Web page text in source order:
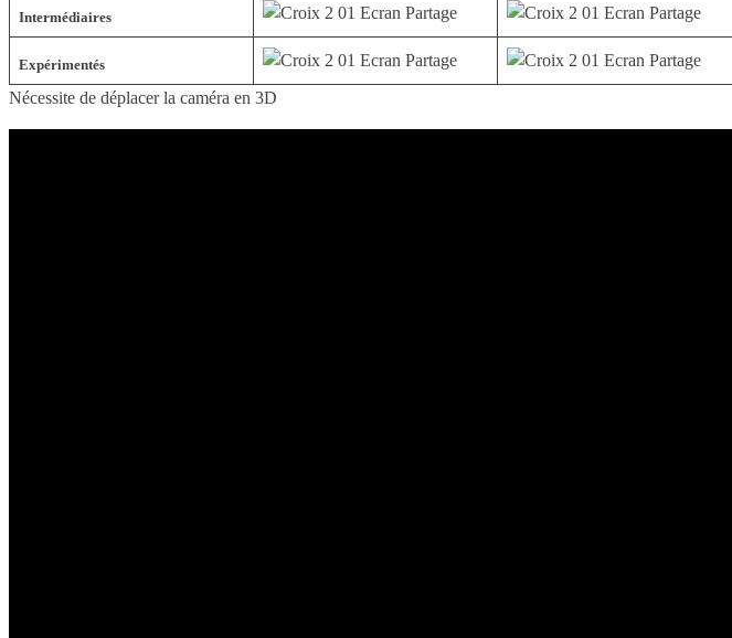
Intermédiaires
Expérimentés
Nécessite de déplacer la caméra en 3D